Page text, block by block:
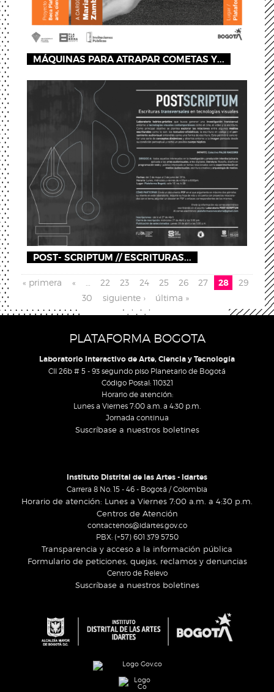
MÁQUINAS PARA ATRAPAR COMETAS Y...
POST- SCRIPTUM // ESCRITURAS...
Páginas
« primera « 22 23 24 25 26 27 28
29
30
siguiente › última »
PLATAFORMA BOGOTA
Laboratorio Interactivo de Arte, Ciencia y Tecnología
Cll 26b # 5 - 93 segundo piso Planetario de Bogotá
Código Postal: 110321
Horario de atención:
Lunes a Viernes 7:00 a.m. a 4:30 p.m.
Jornada continua
Suscríbase a nuestros boletines
Instituto Distrital de las Artes - Idartes
Carrera 8 No. 15 - 46 - Bogotá / Colombia
Horario de atención: Lunes a Viernes 7:00 a.m. a 4:30 p.m.
Centros de Atención
contactenos@idartes.gov.co
PBX: (+57) 601 379 5750
Transparencia y acceso a la información pública
Formulario de peticiones, quejas, reclamos y denuncias
Centro de Relevo
Suscríbase a nuestros boletines